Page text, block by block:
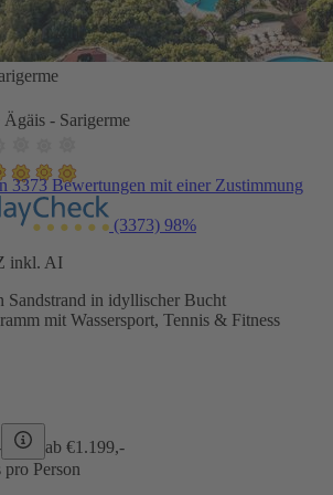
- Sarigerme
3373 Bewertungen mit einer Zustimmung
(3373) 98%
inkl. AI
Sandstrand in idyllischer Bucht
mit Wassersport, Tennis & Fitness
ab €1.199,-
pro Person